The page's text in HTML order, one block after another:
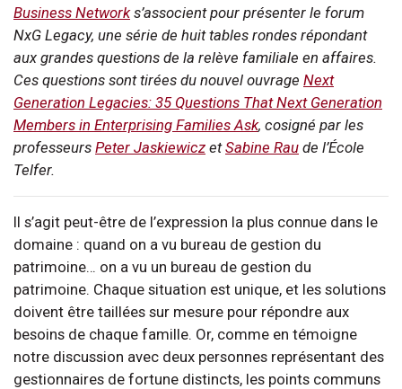
Business Networks’associent pour présenter le forum
NxG Legacy, une série de huit tables rondes répondant
aux grandes questions de la relève familiale en affaires.
Ces questions sont tirées du nouvel ouvrage Next
Generation Legacies: 35 Questions That Next Generation
Members in Enterprising Families Ask, cosigné par les
professeurs Peter Jaskiewicz etSabine Rau de l’École
Telfer.
Il s’agit peut-être de l’expression la plus connue dans le
domaine : quand on a vu bureau de gestion du
patrimoine… on a vu un bureau de gestion du
patrimoine. Chaque situation est unique, et les solutions
doivent être taillées sur mesure pour répondre aux
besoins de chaque famille. Or, comme en témoigne
notre discussion avec deux personnes représentant des
gestionnaires de fortune distincts, les points communs